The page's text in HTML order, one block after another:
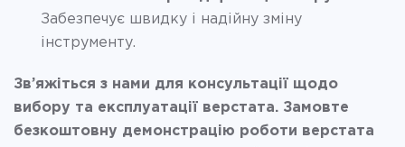
Забезпечує швидку і надійну зміну
інструменту.
Зв’яжіться з нами для консультації щодо
вибору та експлуатації верстата. Замовте
безкоштовну демонстрацію роботи верстата